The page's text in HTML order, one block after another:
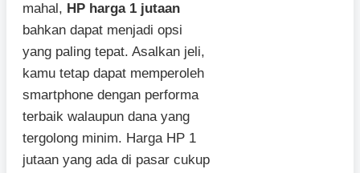
mahal, HP harga 1 jutaan
bahkan dapat menjadi opsi
yang paling tepat. Asalkan jeli,
kamu tetap dapat memperoleh
smartphone dengan performa
terbaik walaupun dana yang
tergolong minim. Harga HP 1
jutaan yang ada di pasar cukup